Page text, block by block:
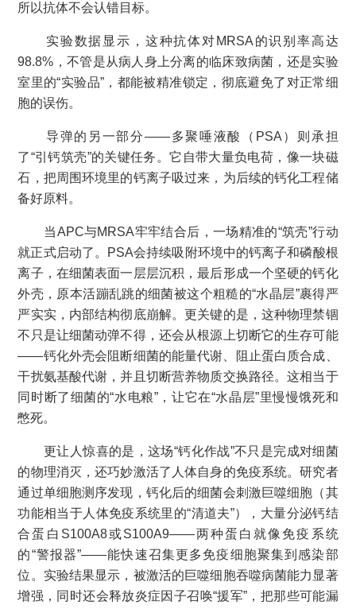
所以抗体不会认错目标。
实验数据显示，这种抗体对MRSA的识别率高达
98.8%，不管是从病人身上分离的临床致病菌，还是实验
室里的“实验品”，都能被精准锁定，彻底避免了对正常细
胞的误伤。
导弹的另一部分——多聚唾液酸（PSA）则承担
了“引钙筑壳”的关键任务。它自带大量负电荷，像一块磁
石，把周围环境里的钙离子吸过来，为后续的钙化工程储
备好原料。
当APC与MRSA牢牢结合后，一场精准的“筑壳”行动
就正式启动了。PSA会持续吸附环境中的钙离子和磷酸根
离子，在细菌表面一层层沉积，最后形成一个坚硬的钙化
外壳，原本活蹦乱跳的细菌被这个粗糙的“水晶层”裹得严
严实实，内部结构彻底崩解。更关键的是，这种物理禁锢
不只是让细菌动弹不得，还会从根源上切断它的生存可能
——钙化外壳会阻断细菌的能量代谢、阻止蛋白质合成、
干扰氨基酸代谢，并且切断营养物质交换路径。这相当于
同时断了细菌的“水电粮”，让它在“水晶层”里慢慢饿死和
憋死。
更让人惊喜的是，这场“钙化作战”不只是完成对细菌
的物理消灭，还巧妙激活了人体自身的免疫系统。研究者
通过单细胞测序发现，钙化后的细菌会刺激巨噬细胞（其
功能相当于人体免疫系统里的“清道夫”），大量分泌钙结
合蛋白S100A8或S100A9——两种蛋白就像免疫系统
的“警报器”——能快速召集更多免疫细胞聚集到感染部
位。实验结果显示，被激活的巨噬细胞吞噬病菌能力显著
增强，同时还会释放炎症因子召唤“援军”，把那些可能漏